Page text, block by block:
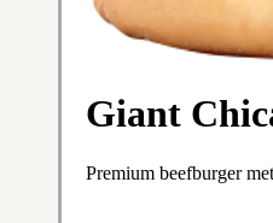
Giant
Premium beefburger